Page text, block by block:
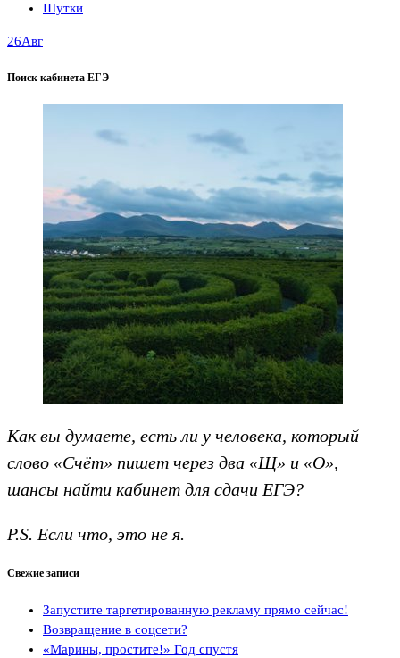
Шутки
26Авг
Поиск кабинета ЕГЭ
Как вы думаете, есть ли у человека, который
слово «Счёт» пишет через два «Щ» и «О»,
шансы найти кабинет для сдачи ЕГЭ?
P.S. Если что, это не я.
Свежие записи
Запустите таргетированную рекламу прямо сейчас!
Возвращение в соцсети?
«Марины, простите!» Год спустя